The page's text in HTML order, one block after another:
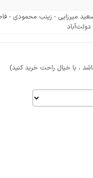
میرزایی - زینب محمودی -
، با خیال راحت خرید کنید)